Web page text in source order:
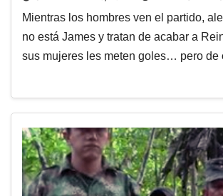
Mientras los hombres ven el partido,
no está James y tratan de acabar a
sus mujeres les meten goles… pero de